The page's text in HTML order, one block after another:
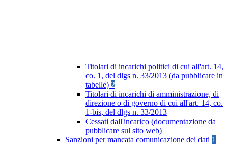
Titolari di incarichi politici di cui all'art. 14,
co. 1, del dlgs n. 33/2013 (da pubblicare in
tabelle) 2
Titolari di incarichi di amministrazione, di
direzione o di governo di cui all'art. 14, co.
1-bis, del dlgs n. 33/2013
Cessati dall'incarico (documentazione da
pubblicare sul sito web)
Sanzioni per mancata comunicazione dei dati 1